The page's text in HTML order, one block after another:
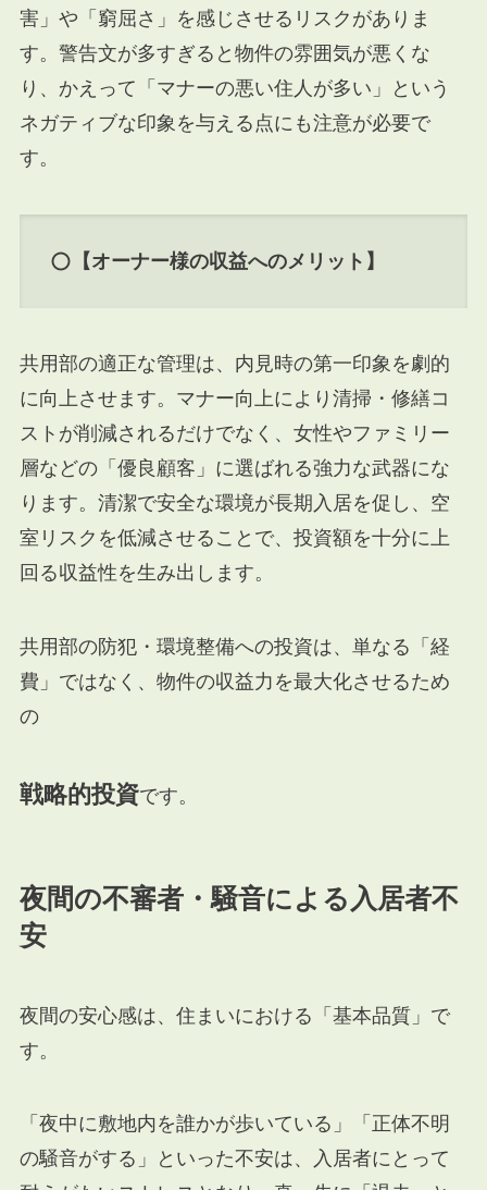
害」や「窮屈さ」を感じさせるリスクがありま
す。警告文が多すぎると物件の雰囲気が悪くな
り、かえって「マナーの悪い住人が多い」という
ネガティブな印象を与える点にも注意が必要で
す。
【オーナー様の収益へのメリット】
共用部の適正な管理は、内見時の第一印象を劇的
に向上させます。マナー向上により清掃・修繕コ
ストが削減されるだけでなく、女性やファミリー
層などの「優良顧客」に選ばれる強力な武器にな
ります。清潔で安全な環境が長期入居を促し、空
室リスクを低減させることで、投資額を十分に上
回る収益性を生み出します。
共用部の防犯・環境整備への投資は、単なる「経
費」ではなく、物件の収益力を最大化させるため
の
戦略的投資です。
夜間の不審者・騒音による入居者不
安
夜間の安心感は、住まいにおける「基本品質」で
す。
「夜中に敷地内を誰かが歩いている」「正体不明
の騒音がする」といった不安は、入居者にとって